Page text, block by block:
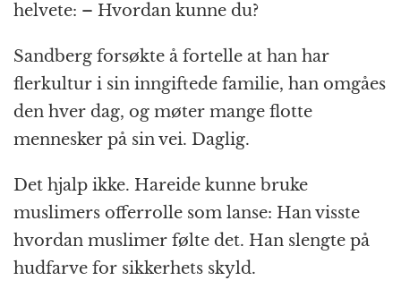
helvete: – Hvordan kunne du?
Sandberg forsøkte å fortelle at han har
flerkultur i sin inngiftede familie, han omgåes
den hver dag, og møter mange flotte
mennesker på sin vei. Daglig.
Det hjalp ikke. Hareide kunne bruke
muslimers offerrolle som lanse: Han visste
hvordan muslimer følte det. Han slengte på
hudfarve for sikkerhets skyld.